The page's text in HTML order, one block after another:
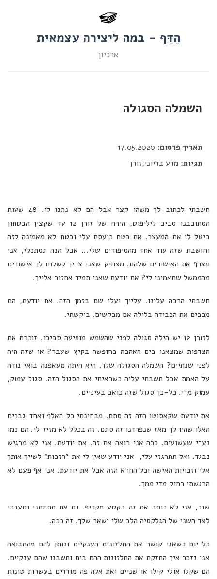
הַדַּף - במה ליצירה עצמאית
ארכיון
השמלה הסגולה
תאריך פרסום:
תגיות: מדע בדיוני,זורן
חשבתי לכתוב לך משהו קצר אבל הם לא נתנו לי. 48 שעות
הסתובבנו סביב ליליפוט, הירח של זורן 12 עד שקצין הבטחון
ביטל לי את המעצר. את בטח כועסת עלי ובטח לא מאמינה לזה
וחושבת שזה עוד אחד מהסיפורים שלי... אבל הנה תסתכלי, אני
מצרף את האישורים שלהם. מצחיק שאני צריך לשלוח לך אישורים
מהממשל שתאמיני לי? את יודעת שאני תמיד אחזור אלייך.
חשבתי הרבה עלינו. עלייך ועלי שם בזמן הזה. את יודעת, הם
מכבים את הכבידה בלילה אם מבקשים. ביקשתי.
לזורן 12 יש הילה סגולה לפני שהשמש מופיעה סביבו. זוכרת את
הצדפות שמצאנו בים האהבה בחופשה בקיץ שעבר? או שזה היה
לפני שנתיים? השמלה הסגולה שלך. היא היתה מעאפנה בואי נודה
על האמת אבל חשבתי עליה כשראיתי את הסגול הזה. סגול עמוק,
עמוק מדי. כל-כך סגול שזה כואב בעיניים.
את יודעת שקאסוטו הזה זה סתם. מבחינתי כל האלף ואחד גברים
האלו שהיו לך מאז שנפרדנו זה סתם. זה בכלל לא מזיז לי. הם כמו
נערי שעשועים. ככה אני רואה את זה. את יודעת. אני לא מרגיש
נבגד. ואל תתרגזי עלי, אני יודע שאין לי את ״הזכות״ לשייך אותך
אלי וזכויות האישה וכל החרא הזה אבל את יודעת. אני אף פעם לא
הרגשתי רחוק מדי ממך.
שוב, אני לא כותב את זה בקטע מקריפ. גם אם תתחתני ותעברי
לצד השני של הגלקסיה הלב שלי ישאר שלך. זה ככה.
כל יום כשאני קושר את החלזונות הענקיים ונותן להם מהתבואה
אני נזכר איך החזקת את החלזונות ההם בים וחשבנו שהם ענקיים.
הם שקלו אולי קילו או שניים ואת אלה פה מודדים בעשרות טונות